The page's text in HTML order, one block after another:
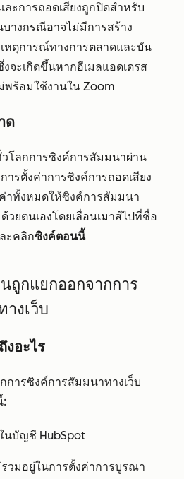
ะการถอดเสียงถูกปิดสำหรับ
างกรณีอาจไม่มีการสร้าง
หตุการณ์ทางการตลาดและบัน
จะเกิดขึ้นหากอีเมลแอดเดรส
ร้อมใช้งานใน Zoom
ด
โลกการซิงค์การสัมมนาผ่าน
ารตั้งค่าการซิงค์การถอดเสียง
ค่าทั้งหมดให้ซิงค์การสัมมนา
วยตนเองโดยเลื่อนเมาส์ไปที่ชื่อ
ะคลิกซิงค์ตอนนี้
ถูกแยกออกจากการ
งเว็บ
อะไร
การซิงค์การสัมมนาทางเว็บ
:
นบัญชี HubSpot
วมอยู่ในการตั้งค่าการบูรณา